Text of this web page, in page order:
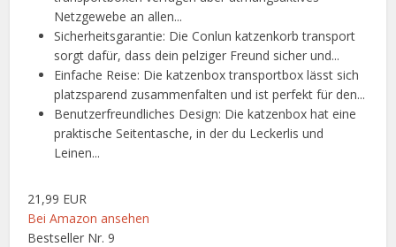
Netzgewebe an allen...
Sicherheitsgarantie: Die Conlun katzenkorb transport
sorgt dafür, dass dein pelziger Freund sicher und...
Einfache Reise: Die katzenbox transportbox lässt sich
platzsparend zusammenfalten und ist perfekt für den...
Benutzerfreundliches Design: Die katzenbox hat eine
praktische Seitentasche, in der du Leckerlis und
Leinen...
21,99 EUR
Bei Amazon ansehen
Bestseller Nr. 9